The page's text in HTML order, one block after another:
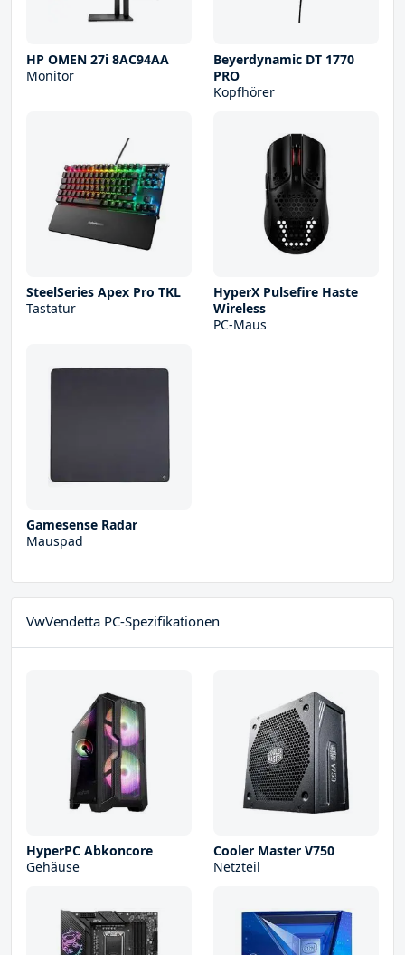
HP OMEN 27i 8AC94AA
Monitor
Beyerdynamic DT 1770
PRO
Kopfhörer
SteelSeries Apex Pro TKL
Tastatur
HyperX Pulsefire Haste
Wireless
PC-Maus
Gamesense Radar
Mauspad
VwVendetta PC-Spezifikationen
HyperPC Abkoncore
Gehäuse
Cooler Master V750
Netzteil